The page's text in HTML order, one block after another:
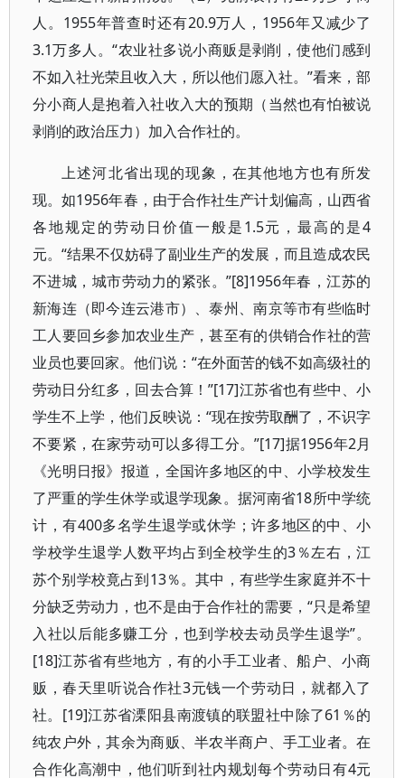
人。1955年普查时还有20.9万人，1956年又减少了
3.1万多人。“农业社多说小商贩是剥削，使他们感到
不如入社光荣且收入大，所以他们愿入社。”看来，部
分小商人是抱着入社收入大的预期（当然也有怕被说
剥削的政治压力）加入合作社的。
上述河北省出现的现象，在其他地方也有所发
现。如1956年春，由于合作社生产计划偏高，山西省
各地规定的劳动日价值一般是1.5元，最高的是4
元。“结果不仅妨碍了副业生产的发展，而且造成农民
不进城，城市劳动力的紧张。”[8]1956年春，江苏的
新海连（即今连云港市）、泰州、南京等市有些临时
工人要回乡参加农业生产，甚至有的供销合作社的营
业员也要回家。他们说：“在外面苦的钱不如高级社的
劳动日分红多，回去合算！”[17]江苏省也有些中、小
学生不上学，他们反映说：“现在按劳取酬了，不识字
不要紧，在家劳动可以多得工分。”[17]据1956年2月
《光明日报》报道，全国许多地区的中、小学校发生
了严重的学生休学或退学现象。据河南省18所中学统
计，有400多名学生退学或休学；许多地区的中、小
学校学生退学人数平均占到全校学生的3％左右，江
苏个别学校竟占到13％。其中，有些学生家庭并不十
分缺乏劳动力，也不是由于合作社的需要，“只是希望
入社以后能多赚工分，也到学校去动员学生退学”。
[18]江苏省有些地方，有的小手工业者、船户、小商
贩，春天里听说合作社3元钱一个劳动日，就都入了
社。[19]江苏省溧阳县南渡镇的联盟社中除了61％的
纯农户外，其余为商贩、半农半商户、手工业者。在
合作化高潮中，他们听到社内规划每个劳动日有4元